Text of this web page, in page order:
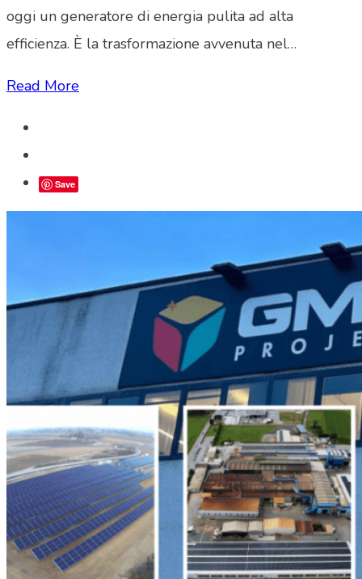
oggi un generatore di energia pulita ad alta
efficienza. È la trasformazione avvenuta nel…
Read More
Save